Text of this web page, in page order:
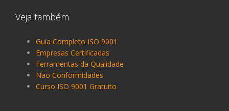
Veja também
Guia Completo ISO 9001
Empresas Certificadas
Ferramentas da Qualidade
Não Conformidades
Curso ISO 9001 Gratuito